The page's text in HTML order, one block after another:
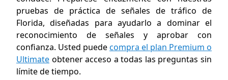
pruebas de práctica de señales de tráfico de
Florida, diseñadas para ayudarlo a dominar el
reconocimiento de señales y aprobar con
confianza. Usted puedecompra el plan Premium o
Ultimate obtener acceso a todas las preguntas sin
límite de tiempo.